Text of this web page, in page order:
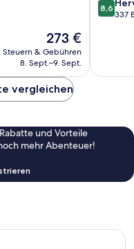
Der
Preis
beträgt
273 €
Steuern & Gebühren
8. Sept.–9. Sept.
von
8,6
337
vergleichen
und Vorteile
mehr Abenteuer!